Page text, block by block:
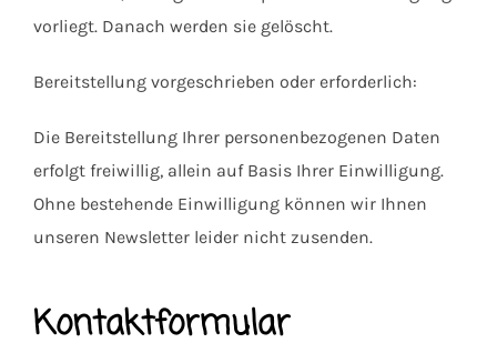
vorliegt. Danach werden sie gelöscht.
Bereitstellung vorgeschrieben oder erforderlich:
Die Bereitstellung Ihrer personenbezogenen Daten
erfolgt freiwillig, allein auf Basis Ihrer Einwilligung.
Ohne bestehende Einwilligung können wir Ihnen
unseren Newsletter leider nicht zusenden.
Kontaktformular